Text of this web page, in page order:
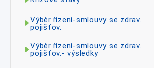
Výběr.řízení-smlouvy se zdrav.
pojišťov.
Výběr.řízení-smlouvy se zdrav.
pojišťov.- výsledky